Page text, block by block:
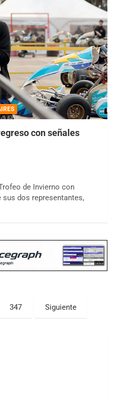
con señales
de Invierno con
dos representantes,
347 Siguiente